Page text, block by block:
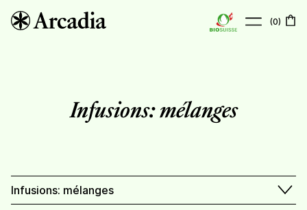
Points de vente
Contact
(0)
Infusions: mélanges
Infusions: mélanges